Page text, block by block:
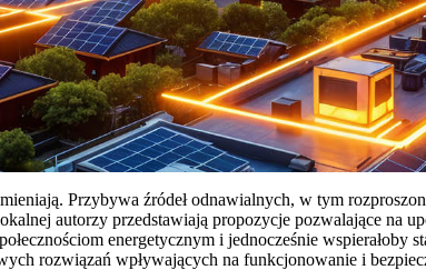
Przybywa źródeł odnawialnych, w tym
autorzy przedstawiają propozycje pozwalające na
energetycznym i jednocześnie
rozwiązań wpływających na funkcjonowanie i